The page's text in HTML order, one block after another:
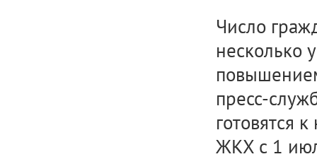
Число
несколько
пресс-
готовятся
ЖКХ с 1